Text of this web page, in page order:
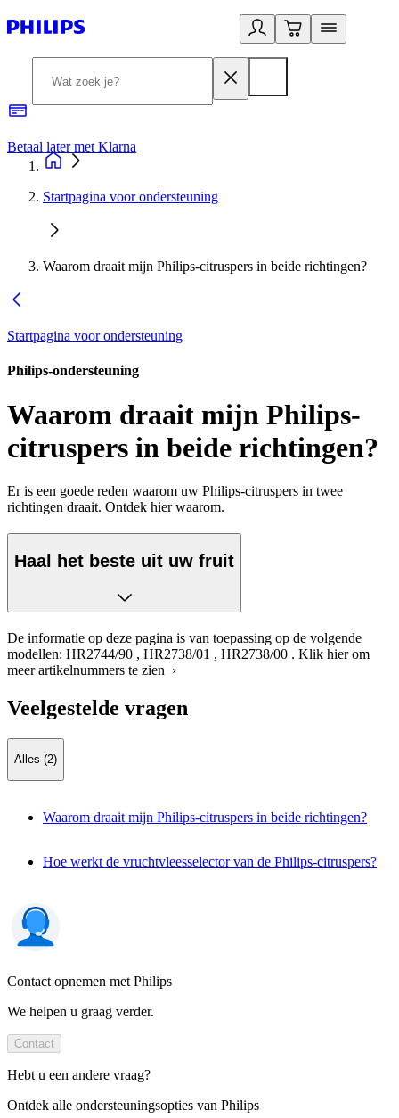
Betaal later met Klarna
Startpagina voor ondersteuning
Waarom draait mijn Philips-citruspers in beide richtingen?
Startpagina voor ondersteuning
Philips-ondersteuning
Waarom draait mijn Philips-
citruspers in beide richtingen?
Er is een goede reden waarom uw Philips-citruspers in twee
richtingen draait. Ontdek hier waarom.
Haal het beste uit uw fruit
De informatie op deze pagina is van toepassing op de volgende
modellen: HR2744/90 , HR2738/01 , HR2738/00 . Klik hier om
meer artikelnummers te zien ›
Veelgestelde vragen
Alles (2)
Waarom draait mijn Philips-citruspers in beide richtingen?
Hoe werkt de vruchtvleesselector van de Philips-citruspers?
Contact opnemen met Philips
We helpen u graag verder.
Contact
Hebt u een andere vraag?
Ontdek alle ondersteuningsopties van Philips